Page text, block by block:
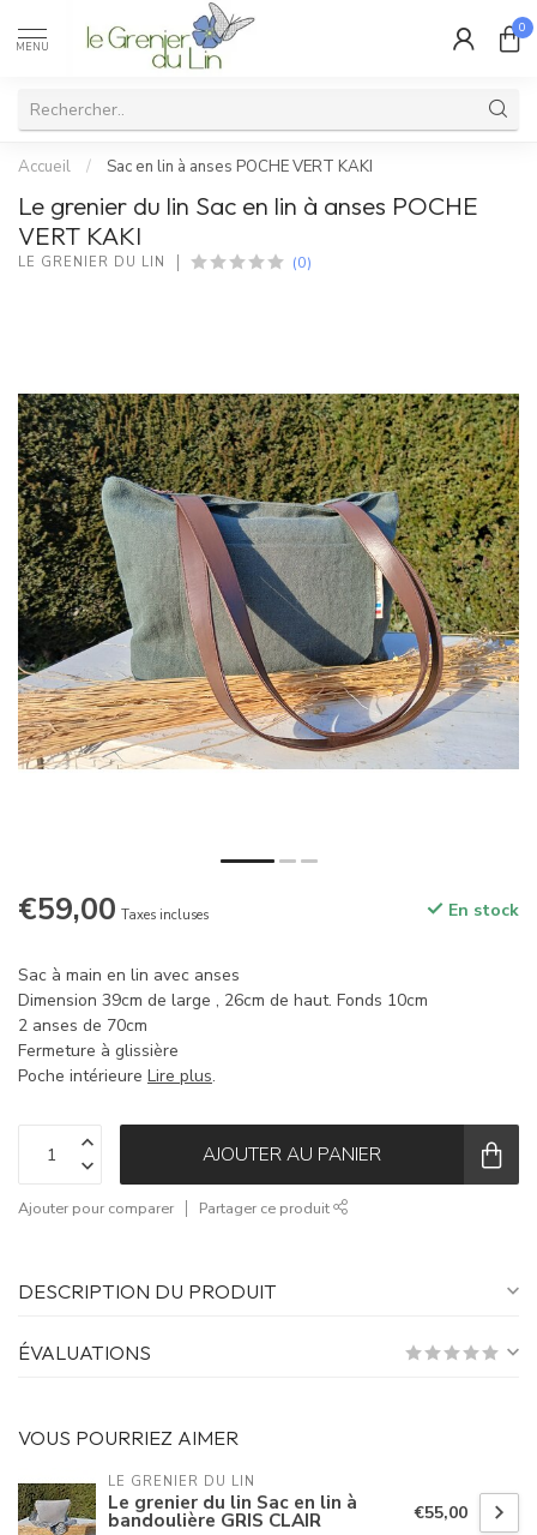
MENU
0
Accueil / Sac en lin à anses POCHE VERT KAKI
Le grenier du lin Sac en lin à anses POCHE
VERT KAKI
LE GRENIER DU LIN (0)
€59,00 Taxes incluses En stock
Sac à main en lin avec anses
Dimension 39cm de large , 26cm de haut. Fonds 10cm
2 anses de 70cm
Fermeture à glissière
Poche intérieure Lire plus.
AJOUTER AU PANIER
Ajouter pour comparer Partager ce produit
DESCRIPTION DU PRODUIT
ÉVALUATIONS
VOUS POURRIEZ AIMER
LE GRENIER DU LIN
Le grenier du lin Sac en lin à
bandoulière GRIS CLAIR €55,00